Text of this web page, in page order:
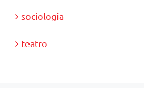
sociologia
teatro